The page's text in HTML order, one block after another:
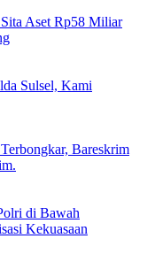
Aset Rp58 Miliar
Sulsel, Kami
Bareskrim
di Bawah
Kekuasaan